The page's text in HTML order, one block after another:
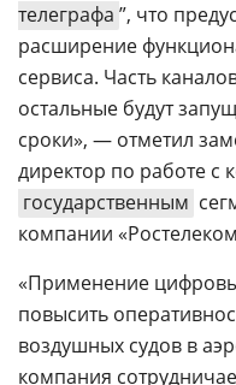
телеграфа ”, что
расширение
сервиса. Часть
остальные будут
сроки», — отметил
директор по работе с
государственным
компании
«Применение
повысить
воздушных судов в
компания